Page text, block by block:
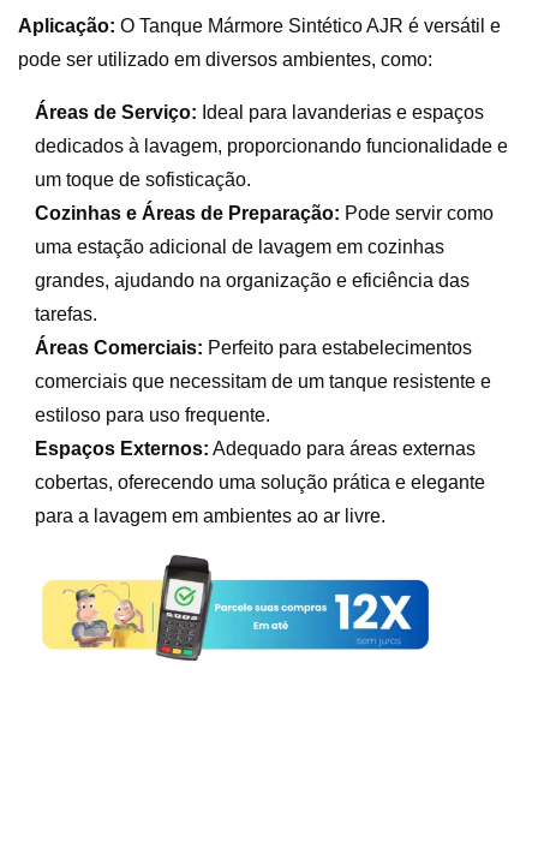
Aplicação: O Tanque Mármore Sintético AJR é versátil e
pode ser utilizado em diversos ambientes, como:
Áreas de Serviço: Ideal para lavanderias e espaços
dedicados à lavagem, proporcionando funcionalidade e
um toque de sofisticação.
Cozinhas e Áreas de Preparação: Pode servir como
uma estação adicional de lavagem em cozinhas
grandes, ajudando na organização e eficiência das
tarefas.
Áreas Comerciais: Perfeito para estabelecimentos
comerciais que necessitam de um tanque resistente e
estiloso para uso frequente.
Espaços Externos: Adequado para áreas externas
cobertas, oferecendo uma solução prática e elegante
para a lavagem em ambientes ao ar livre.